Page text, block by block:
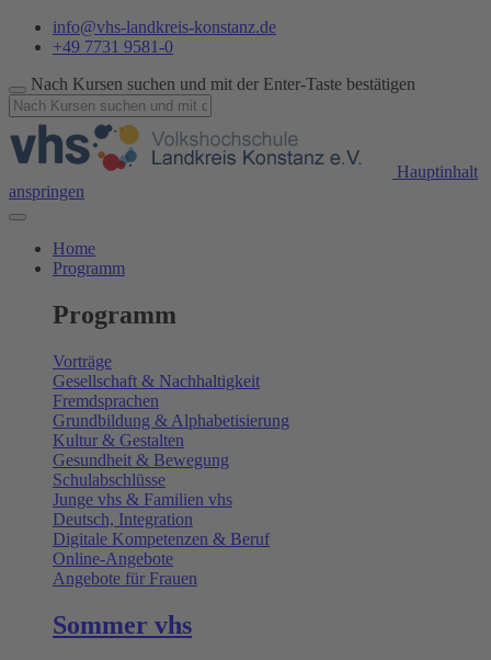
info@vhs-landkreis-konstanz.de
+49 7731 9581-0
Nach Kursen suchen und mit der Enter-Taste bestätigen
Hauptinhalt
anspringen
Home
Programm
Programm
Vorträge
Gesellschaft & Nachhaltigkeit
Fremdsprachen
Grundbildung & Alphabetisierung
Kultur & Gestalten
Gesundheit & Bewegung
Schulabschlüsse
Junge vhs & Familien vhs
Deutsch, Integration
Digitale Kompetenzen & Beruf
Online-Angebote
Angebote für Frauen
Sommer vhs